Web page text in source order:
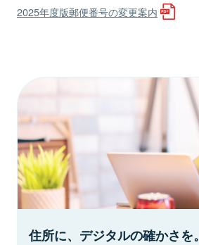
2025年度版郵便番号の変更案内
住所に、デジタルの確かさを。